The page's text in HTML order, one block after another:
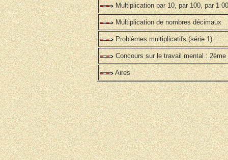
Multiplication par 10, par 100, par 1
Multiplication de nombres décimaux
Problèmes multiplicatifs (série 1)
Concours sur le travail mental : 2ème
Aires